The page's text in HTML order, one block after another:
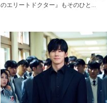
のエリートドクター』もそのひと...